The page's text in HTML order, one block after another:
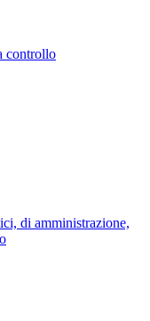
controllo
di amministrazione,